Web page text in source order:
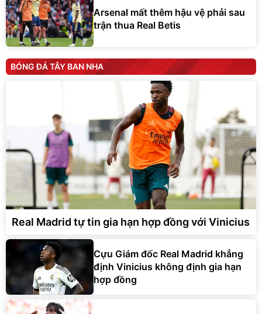
Arsenal mất thêm hậu vệ phải sau
trận thua Real Betis
BÓNG ĐÁ TÂY BAN NHA
Real Madrid tự tin gia hạn hợp đồng với Vinicius
Cựu Giám đốc Real Madrid khẳng
định Vinicius không định gia hạn
hợp đồng